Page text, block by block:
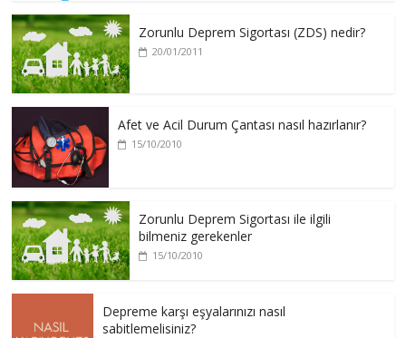
Zorunlu Deprem Sigortası (ZDS) nedir?
20/01/2011
Afet ve Acil Durum Çantası nasıl hazırlanır?
15/10/2010
Zorunlu Deprem Sigortası ile ilgili
bilmeniz gerekenler
15/10/2010
Depreme karşı eşyalarınızı nasıl
sabitlemelisiniz?